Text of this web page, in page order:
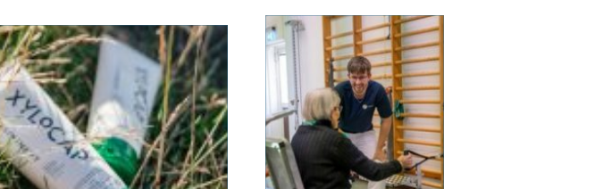
finns moderna, mer
skonsamma produkter
som kombinerar klassisk
funktion med ny
forskning. ...